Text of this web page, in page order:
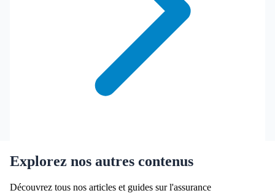
Explorez nos autres contenus
Découvrez tous nos articles et guides sur l'assurance